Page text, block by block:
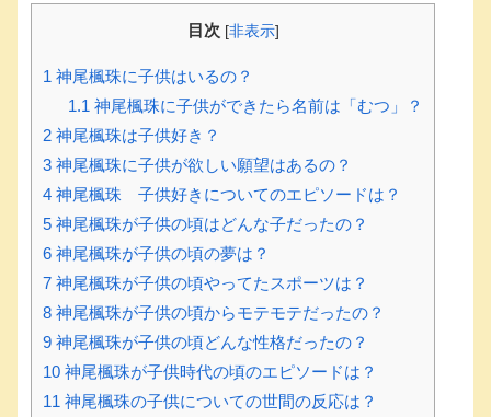
目次 [非表示]
1 神尾楓珠に子供はいるの？
1.1神尾楓珠に子供ができたら名前は「むつ」？
2 神尾楓珠は子供好き？
3 神尾楓珠に子供が欲しい願望はあるの？
4 神尾楓珠 子供好きについてのエピソードは？
5 神尾楓珠が子供の頃はどんな子だったの？
6 神尾楓珠が子供の頃の夢は？
7 神尾楓珠が子供の頃やってたスポーツは？
8 神尾楓珠が子供の頃からモテモテだったの？
9 神尾楓珠が子供の頃どんな性格だったの？
10 神尾楓珠が子供時代の頃のエピソードは？
11 神尾楓珠の子供についての世間の反応は？